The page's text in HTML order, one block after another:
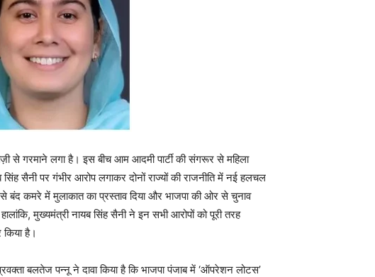
से गरमाने लगा है। इस बीच आम आदमी पार्टी की संगरूर से महिला
सैनी पर गंभीर आरोप लगाकर दोनों राज्यों की राजनीति में नई हलचल
बंद कमरे में मुलाकात का प्रस्ताव दिया और भाजपा की ओर से चुनाव
मुख्यमंत्री नायब सिंह सैनी ने इन सभी आरोपों को पूरी तरह
है।
बलतेज पन्नू ने दावा किया है कि भाजपा पंजाब में ‘ऑपरेशन लोटस’